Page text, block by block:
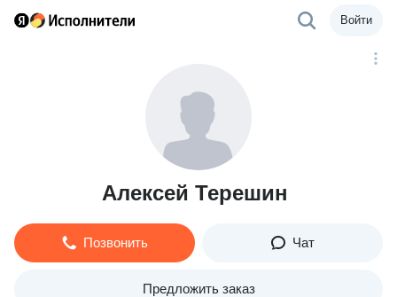
Войти
Алексей Терешин
Позвонить Чат
Предложить заказ